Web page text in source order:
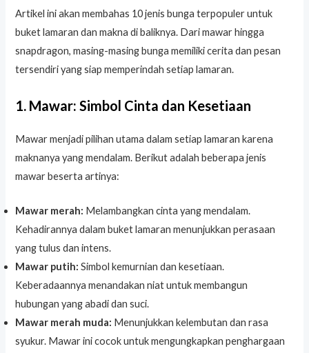
Artikel ini akan membahas 10 jenis bunga terpopuler untuk
buket lamaran dan makna di baliknya. Dari mawar hingga
snapdragon, masing-masing bunga memiliki cerita dan pesan
tersendiri yang siap memperindah setiap lamaran.
1. Mawar: Simbol Cinta dan Kesetiaan
Mawar menjadi pilihan utama dalam setiap lamaran karena
maknanya yang mendalam. Berikut adalah beberapa jenis
mawar beserta artinya:
Mawar merah: Melambangkan cinta yang mendalam.
Kehadirannya dalam buket lamaran menunjukkan perasaan
yang tulus dan intens.
Mawar putih: Simbol kemurnian dan kesetiaan.
Keberadaannya menandakan niat untuk membangun
hubungan yang abadi dan suci.
Mawar merah muda: Menunjukkan kelembutan dan rasa
syukur. Mawar ini cocok untuk mengungkapkan penghargaan